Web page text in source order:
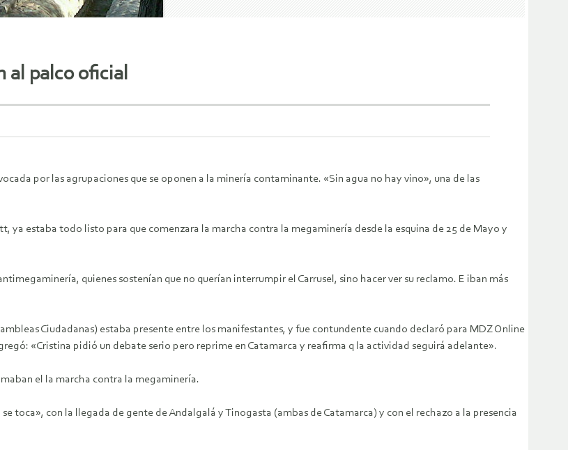
al palco oficial
por las agrupaciones que se oponen a la minería contaminante. «Sin agua no hay vino», una de las
ya estaba todo listo para que comenzara la marcha contra la megaminería desde la esquina de 25 de Mayo y
quienes sostenían que no querían interrumpir el Carrusel, sino hacer ver su reclamo. E iban más
Ciudadanas) estaba presente entre los manifestantes, y fue contundente cuando declaró para MDZ Online
«Cristina pidió un debate serio pero reprime en Catamarca y reafirma q la actividad seguirá adelante».
el la marcha contra la megaminería.
toca», con la llegada de gente de Andalgalá y Tinogasta (ambas de Catamarca) y con el rechazo a la presencia